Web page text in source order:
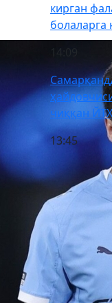
кирган
болаларга
чиққан
13:45